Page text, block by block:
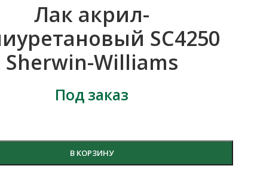
Лак акрил-
SC4250
Sherwin-Williams
Под заказ
В КОРЗИНУ